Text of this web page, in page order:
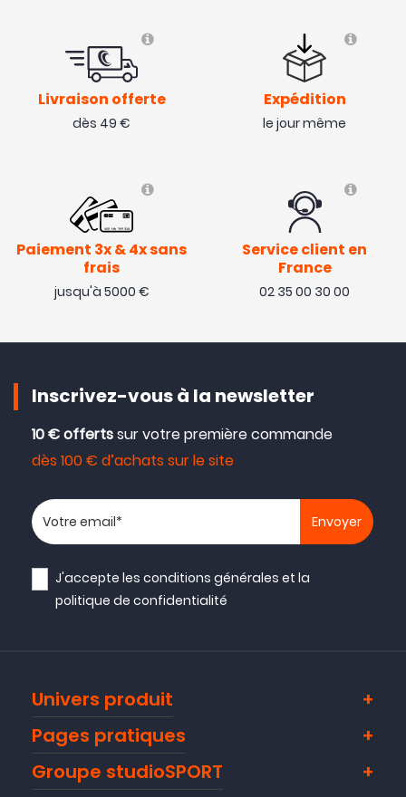
Livraison offerte
dès 49 €
Expédition
le jour même
Paiement 3x & 4x sans
frais
jusqu'à 5000 €
Service client en
France
02 35 00 30 00
Inscrivez-vous à la newsletter
10 € offertssur votre première commande
dès 100 € d’achats sur le site
Votre adresse email
J'accepte lesconditions générales et la
politique de confidentialité
Univers produit
Pages pratiques
Groupe studioSPORT